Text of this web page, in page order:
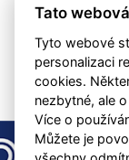
Tato
Tyto webové
personalizaci
cookies.
nezbytné, ale
Více o
Můžete je